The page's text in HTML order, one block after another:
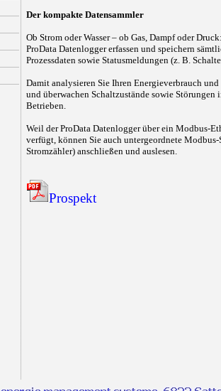
Der kompakte Datensammler
Ob Strom oder Wasser – ob Gas, Dampf oder
ProData Datenlogger erfassen und speichern
Prozessdaten sowie Statusmeldungen (z. B.
Damit analysieren Sie Ihren Energieverbrauch
und überwachen Schaltzustände sowie Störungen
Betrieben.
Weil der ProData Datenlogger über ein Modbus-
verfügt, können Sie auch untergeordnete Modbus-
Stromzähler) anschließen und auslesen.
Prospekt